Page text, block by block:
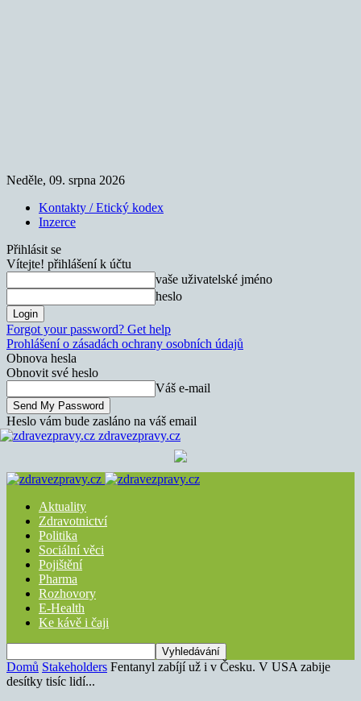
Neděle, 09. srpna 2026
Kontakty / Etický kodex
Inzerce
Přihlásit se
Vítejte! přihlášení k účtu
vaše uživatelské jméno
heslo
Forgot your password? Get help
Prohlášení o zásadách ochrany osobních údajů
Obnova hesla
Obnovit své heslo
Váš e-mail
Heslo vám bude zasláno na váš email
zdravezpravy.cz
Aktuality
Zdravotnictví
Politika
Sociální věci
Pojištění
Pharma
Rozhovory
E-Health
Ke kávě i čaji
Domů Stakeholders Fentanyl zabíjí už i v Česku. V USA zabije
desítky tisíc lidí...